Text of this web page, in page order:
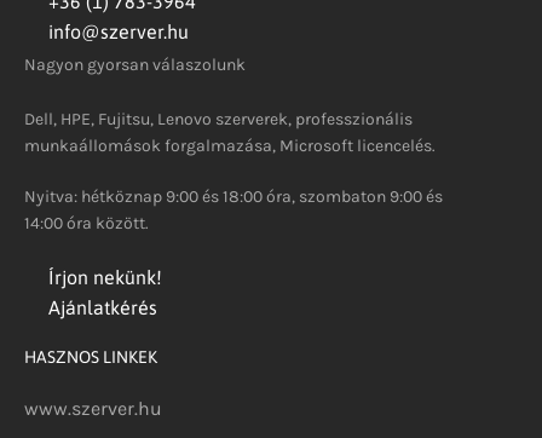
info@szerver.hu
Nagyon gyorsan válaszolunk
Dell, HPE, Fujitsu, Lenovo szerverek, professzionális
munkaállomások forgalmazása, Microsoft licencelés.
Nyitva: hétköznap 9:00 és 18:00 óra, szombaton 9:00 és
14:00 óra között.
Írjon nekünk!
Ajánlatkérés
HASZNOS LINKEK
www.szerver.hu